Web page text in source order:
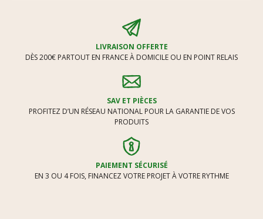
LIVRAISON OFFERTE
DÈS 200€ PARTOUT EN FRANCE À DOMICILE OU EN POINT RELAIS
SAV ET PIÈCES
PROFITEZ D’UN RÉSEAU NATIONAL POUR LA GARANTIE DE VOS
PRODUITS
PAIEMENT SÉCURISÉ
EN 3 OU 4 FOIS, FINANCEZ VOTRE PROJET À VOTRE RYTHME